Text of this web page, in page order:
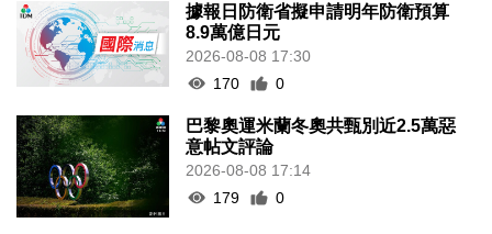
據報日防衛省擬申請明年防衛預算
8.9萬億日元
2026-08-08 17:30
170
0
巴黎奧運米蘭冬奧共甄別近2.5萬惡
意帖文評論
2026-08-08 17:14
179
0